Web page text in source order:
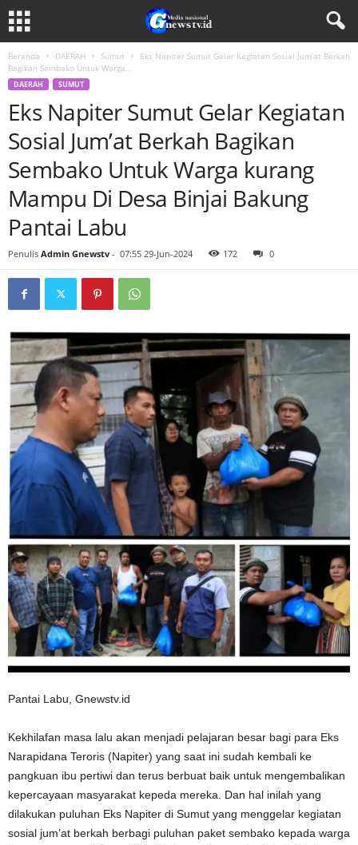
Beranda DAERAH Sumut
Eks Napiter Sumut Gelar Kegiatan Sosial Jum’at Berkah
Bagikan Sembako Untuk Warga...
DAERAH SUMUT
Eks Napiter Sumut Gelar Kegiatan
Sosial Jum’at Berkah Bagikan
Sembako Untuk Warga kurang
Mampu Di Desa Binjai Bakung
Pantai Labu
Penulis Admin Gnewstv - 07:55 29-Jun-2024 172 0
Pantai Labu, Gnewstv.id
Kekhilafan masa lalu akan menjadi pelajaran besar bagi para Eks
Narapidana Teroris (Napiter) yang saat ini sudah kembali ke
pangkuan ibu pertiwi dan terus berbuat baik untuk mengembalikan
kepercayaan masyarakat kepeda mereka. Dan hal inilah yang
dilakukan puluhan Eks Napiter di Sumut yang menggelar kegiatan
sosial jum’at berkah berbagi puluhan paket sembako kepada warga